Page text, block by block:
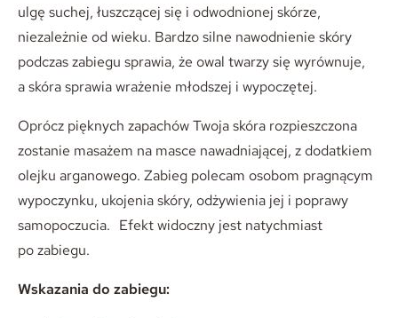
ulgę suchej, łuszczącej się i odwodnionej skórze,
niezależnie od wieku. Bardzo silne nawodnienie skóry
podczas zabiegu sprawia, że owal twarzy się wyrównuje,
a skóra sprawia wrażenie młodszej i wypoczętej.
Oprócz pięknych zapachów Twoja skóra rozpieszczona
zostanie masażem na masce nawadniającej, z dodatkiem
olejku arganowego. Zabieg polecam osobom pragnącym
wypoczynku, ukojenia skóry, odżywienia jej i poprawy
samopoczucia. Efekt widoczny jest natychmiast
po zabiegu.
Wskazania do zabiegu: